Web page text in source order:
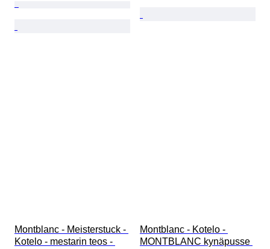
Montblanc - Meisterstuck -
Kotelo - mestarin teos -
Montblanc - Kotelo -
MONTBLANC kynäpusse